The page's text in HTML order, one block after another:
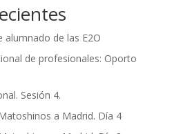
alumnado de las E2O
de profesionales: Oporto
Sesión 4.
a Madrid. Día 4